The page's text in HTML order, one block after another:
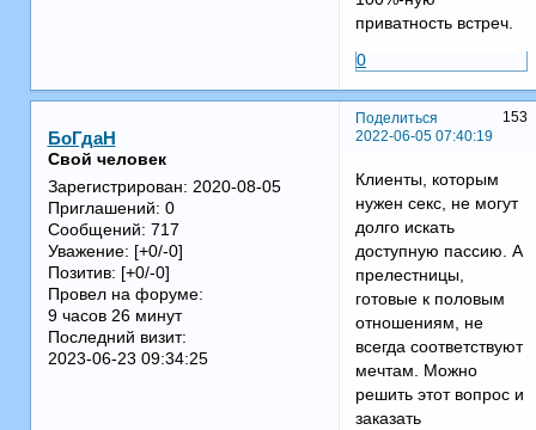
приватность встреч.
0
Поделиться
153
2022-06-05 07:40:19
БоГдаН
Свой человек
Зарегистрирован: 2020-08-05
Приглашений: 0
Сообщений: 717
Уважение: [+0/-0]
Позитив: [+0/-0]
Провел на форуме:
9 часов 26 минут
Последний визит:
2023-06-23 09:34:25
Клиенты, которым
нужен секс, не могут
долго искать
доступную пассию. А
прелестницы,
готовые к половым
отношениям, не
всегда соответствуют
мечтам. Можно
решить этот вопрос и
заказать